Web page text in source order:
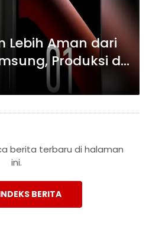
Lebih Aman dari
Produksi di
Internasional
berita terbaru di halaman
ini.
BERITA